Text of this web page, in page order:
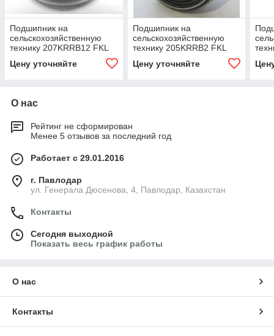
Подшипник на
сельскохозяйственную
технику 207KRRB12 FKL
Цену уточняйте
Подшипник на
сельскохозяйственную
технику 205KRRB2 FKL
Цену уточняйте
О нас
Рейтинг не сформирован
Менее 5 отзывов за последний год
Работает с 29.01.2016
г. Павлодар
ул. Генерала Дюсенова, 4, Павлодар, Казахстан
Контакты
Сегодня выходной
Показать весь график работы
О нас
Контакты